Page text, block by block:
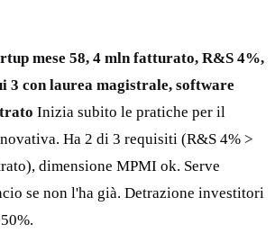
mese 58, 4 mln fatturato, R&S 4%,
3 con laurea magistrale, software
Inizia subito le pratiche per il
Ha 2 di 3 requisiti (R&S 4% >
dimensione MPMI ok. Serve
se non l'ha già. Detrazione investitori